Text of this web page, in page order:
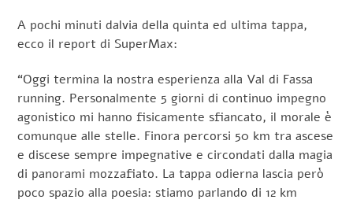
A pochi minuti dalvia della quinta ed ultima tappa,
ecco il report di SuperMax:
“Oggi termina la nostra esperienza alla Val di Fassa
running. Personalmente 5 giorni di continuo impegno
agonistico mi hanno fisicamente sfiancato, il morale è
comunque alle stelle. Finora percorsi 50 km tra ascese
e discese sempre impegnative e circondati dalla magia
di panorami mozzafiato. La tappa odierna lascia però
poco spazio alla poesia: stiamo parlando di 12 km